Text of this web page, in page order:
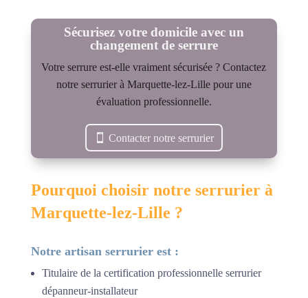
Sécurisez votre domicile avec un
changement de serrure
Votre serrure est-elle vraiment sécurisée ? Contactez
notre serrurier à Marquette-lez-Lille pour une
évaluation professionnelle.
Contacter notre serrurier
Pourquoi choisir notre serrurier à
Marquette-lez-Lille ?
Notre artisan serrurier est :
Titulaire de la certification professionnelle serrurier
dépanneur-installateur